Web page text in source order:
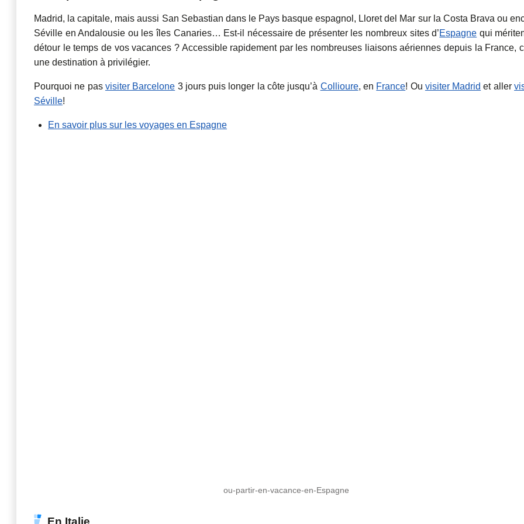
Madrid, la capitale, mais aussi San Sebastian dans le Pays basque espagnol, Lloret del Mar sur la Costa Brava ou
Séville en Andalousie ou les îles Canaries… Est-il nécessaire de présenter les nombreux sites d’Espagne qui
détour le temps de vos vacances ? Accessible rapidement par les nombreuses liaisons aériennes depuis la France,
une destination à privilégier.
Pourquoi ne pas visiter Barcelone 3 jours puis longer la côte jusqu’à Collioure, en France! Ou visiter Madrid et aller
Séville!
En savoir plus sur les voyages en Espagne
ou-partir-en-vacance-en-Espagne
En Italie